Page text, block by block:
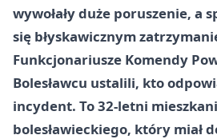
wywołały duże poruszenie, a
się błyskawicznym
Funkcjonariusze Komendy
Bolesławcu ustalili, kto
incydent. To32-letni
bolesławieckiego, który miał